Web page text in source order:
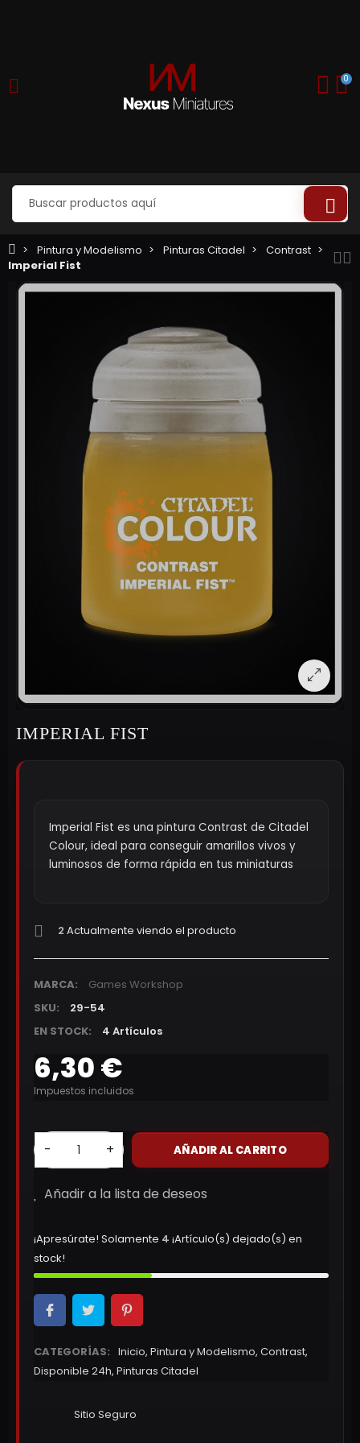
0
Pintura y Modelismo Pinturas Citadel
Contrast
Imperial Fist
IMPERIAL FIST
Imperial Fist es una pintura Contrast de Citadel
Colour, ideal para conseguir amarillos vivos y
luminosos de forma rápida en tus miniaturas
2 Actualmente viendo el producto
MARCA:
Games Workshop
SKU:
29-54
EN STOCK:
4 Artículos
6,30 €
Impuestos incluidos
- + AÑADIR AL CARRITO
Añadir a la lista de deseos
¡Apresúrate! Solamente 4 ¡Artículo(s) dejado(s) en
stock!
CATEGORÍAS: Inicio, Pintura y Modelismo, Contrast,
Disponible 24h, Pinturas Citadel
Sitio Seguro